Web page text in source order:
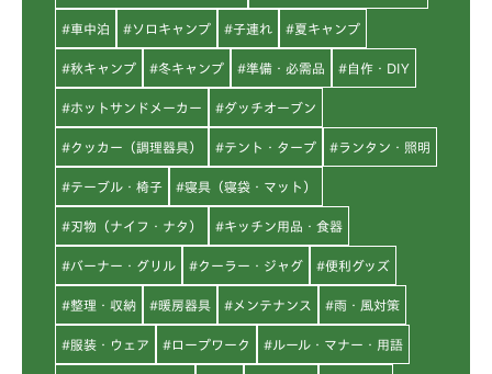
#車中泊 #ソロキャンプ #子連れ #夏キャンプ
#秋キャンプ #冬キャンプ #準備・必需品 #自作・DIY
#ホットサンドメーカー #ダッチオーブン
#クッカー（調理器具） #テント・タープ #ランタン・照明
#テーブル・椅子 #寝具（寝袋・マット）
#刃物（ナイフ・ナタ） #キッチン用品・食器
#バーナー・グリル #クーラー・ジャグ #便利グッズ
#整理・収納 #暖房器具 #メンテナンス #雨・風対策
#服装・ウェア #ロープワーク #ルール・マナー・用語